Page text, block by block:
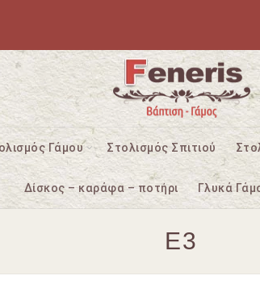
Γάμου Στολισμός Σπιτιού
Δίσκος – καράφα – ποτήρι Γλυκά
Ε3